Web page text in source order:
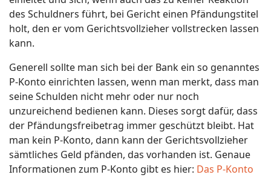
des Schuldners führt, bei Gericht einen Pfändungstitel
holt, den er vom Gerichtsvollzieher vollstrecken lassen
kann.
Generell sollte man sich bei der Bank ein so genanntes
P-Konto einrichten lassen, wenn man merkt, dass man
seine Schulden nicht mehr oder nur noch
unzureichend bedienen kann. Dieses sorgt dafür, dass
der Pfändungsfreibetrag immer geschützt bleibt. Hat
man kein P-Konto, dann kann der Gerichtsvollzieher
sämtliches Geld pfänden, das vorhanden ist. Genaue
Informationen zum P-Konto gibt es hier: Das P-Konto